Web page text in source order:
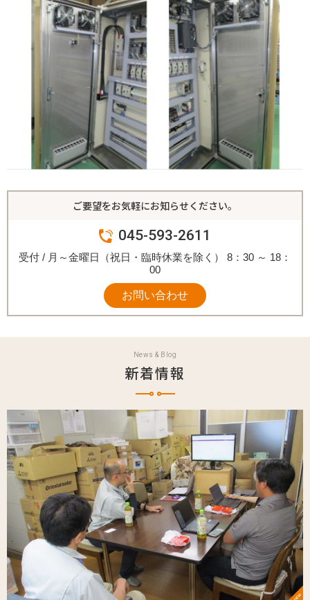
ご要望をお気軽にお知らせください。
045-593-2611
受付 / 月～金曜日（祝日・臨時休業を除く） 8：30 ～ 18：
00
お問い合わせ
News & Blog
新着情報